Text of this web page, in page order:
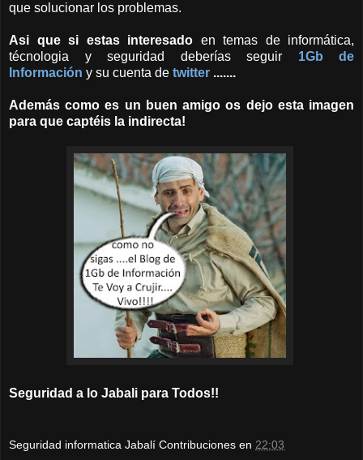
que solucionar los problemas.
Asi que si estas interesado en temas de informática,
técnologia y seguridad deberías seguir 1Gb de
Información y su cuenta de twitter .......
Además como es un buen amigo os dejo esta imagen
para que captéis la indirecta!
Seguridad a lo Jabali para Todos!!
Seguridad informatica Jabalí Contribuciones en 22:03